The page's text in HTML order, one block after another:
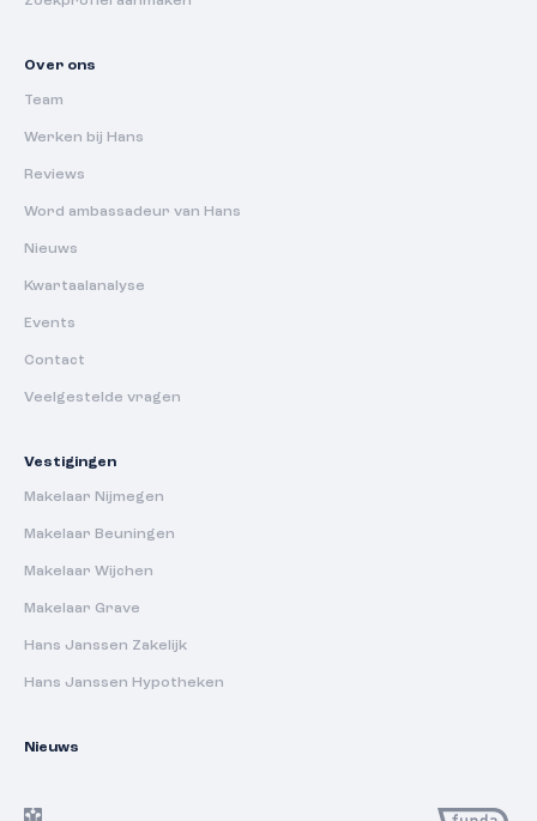
Over ons
Team
Werken bij Hans
Reviews
Word ambassadeur van Hans
Nieuws
Kwartaalanalyse
Events
Contact
Veelgestelde vragen
Vestigingen
Makelaar Nijmegen
Makelaar Beuningen
Makelaar Wijchen
Makelaar Grave
Hans Janssen Zakelijk
Hans Janssen Hypotheken
Nieuws